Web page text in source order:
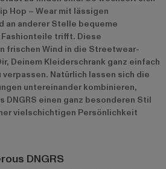
Hop – Wear mit lässigen
an anderer Stelle bequeme
trifft. Diese
frischen Wind in die Streetwear-
Deinem Kleiderschrank ganz einfach
Natürlich lassen sich die
untereinander kombinieren,
DNGRS einen ganz besonderen Stil
vielschichtigen Persönlichkeit
DNGRS